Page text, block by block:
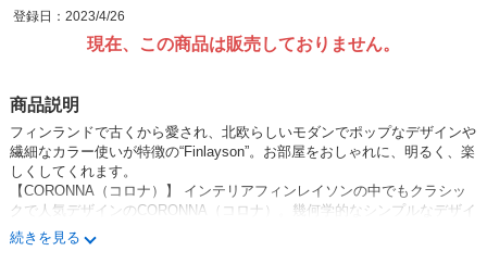
登録日：2023/4/26
現在、この商品は販売しておりません。
商品説明
フィンランドで古くから愛され、北欧らしいモダンでポップなデザインや
繊細なカラー使いが特徴の“Finlayson”。お部屋をおしゃれに、明るく、楽
しくしてくれます。
【CORONNA（コロナ）】 インテリアフィンレイソンの中でもクラシッ
クで人気デザインのCORONNA（コロナ）。幾何学的なシンプルなデザイ
ンで、お部屋になじみやすいクッションカバーです。
続きを見る